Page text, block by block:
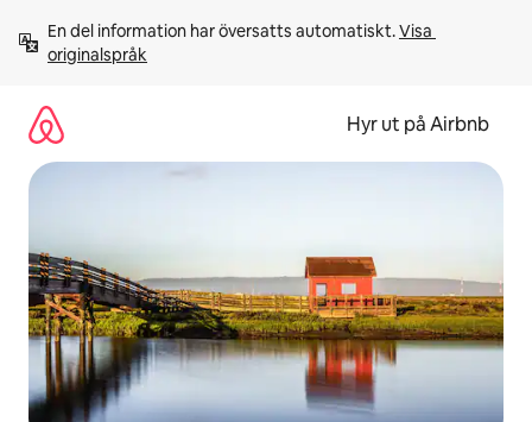
innehåll
En del information har översatts automatiskt. Visa
originalspråk
Hyr ut på Airbnb